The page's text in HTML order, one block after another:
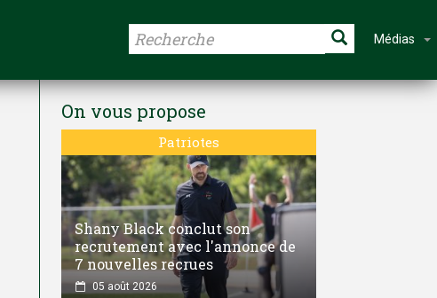
Médias
On vous propose
Patriotes
Shany Black conclut son
recrutement avec l'annonce de
7 nouvelles recrues
05 août 2026